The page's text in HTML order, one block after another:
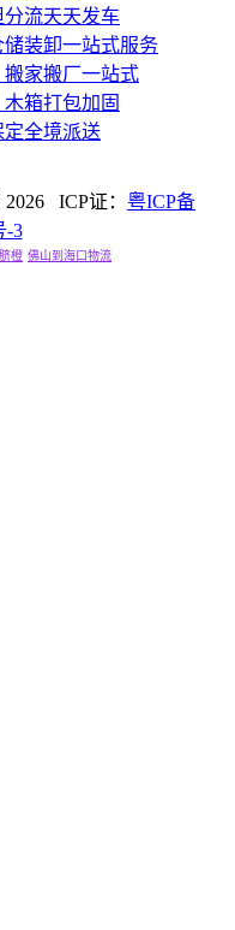
流天天发车
装卸一站式服务
家搬厂一站式
箱打包加固
全境派送
2026 ICP证： 粤ICP备
-3
橙 佛山到海口物流